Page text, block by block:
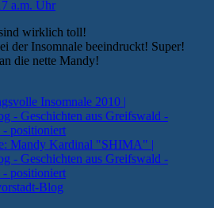
a.m. Uhr
wirklich toll!
der Insomnale beeindruckt! Super!
die nette Mandy!
Insomnale 2010 |
- Geschichten aus Greifswald -
positioniert
Mandy Kardinal "SHIMA" |
- Geschichten aus Greifswald -
positioniert
Blog